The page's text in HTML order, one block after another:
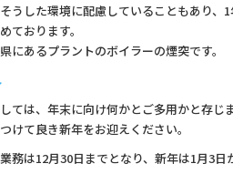
うした環境に配慮していることもあり、1
ております。
にあるプラントのボイラーの煙突です。
ては、年末に向け何かとご多用かと存じま
けて良き新年をお迎えください。
務は12月30日までとなり、新年は1月3日